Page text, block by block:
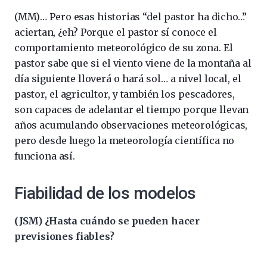
(MM)… Pero esas historias “del pastor ha dicho…”
aciertan, ¿eh? Porque el pastor sí conoce el
comportamiento meteorológico de su zona. El
pastor sabe que si el viento viene de la montaña al
día siguiente lloverá o hará sol… a nivel local, el
pastor, el agricultor, y también los pescadores,
son capaces de adelantar el tiempo porque llevan
años acumulando observaciones meteorológicas,
pero desde luego la meteorología científica no
funciona así.
Fiabilidad de los modelos
(JSM) ¿Hasta cuándo se pueden hacer
previsiones fiables?